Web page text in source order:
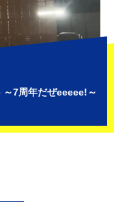
7周年だぜeeeee!～